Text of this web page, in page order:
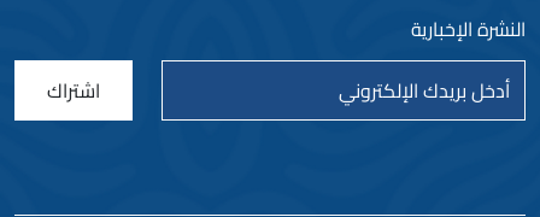
النشرة الإخبارية
اشتراك